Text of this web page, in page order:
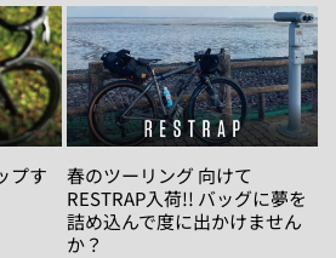
プす
春のツーリング 向けて
RESTRAP入荷!! バッグに夢を
詰め込んで度に出かけません
か？